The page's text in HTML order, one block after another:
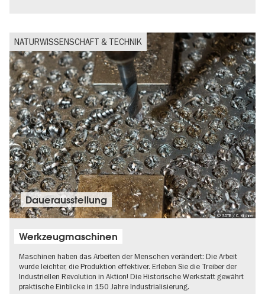
NATURWISSENSCHAFT & TECHNIK
© SDTB / C. Kirchner
Dauer­aus­stel­lung
Werkzeugmaschinen
Maschinen haben das Arbeiten der Menschen verändert: Die Arbeit
wurde leichter, die Produktion effektiver. Erleben Sie die Treiber der
Industriellen Revolution in Aktion! Die Historische Werkstatt gewährt
praktische Einblicke in 150 Jahre Industrialisierung.